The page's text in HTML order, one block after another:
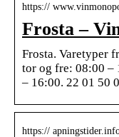
https://
Frosta –
Frosta. Varetyper
tor og fre: 08:00 –
– 16:00. 22 01 50
https://